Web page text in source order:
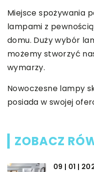
Miejsce spożywania
lampami z
domu. Duży wybór
możemy stworzyć
wymarzy.
Nowoczesne lampy
posiada w swojej
ZOBACZ
09 | 01 |